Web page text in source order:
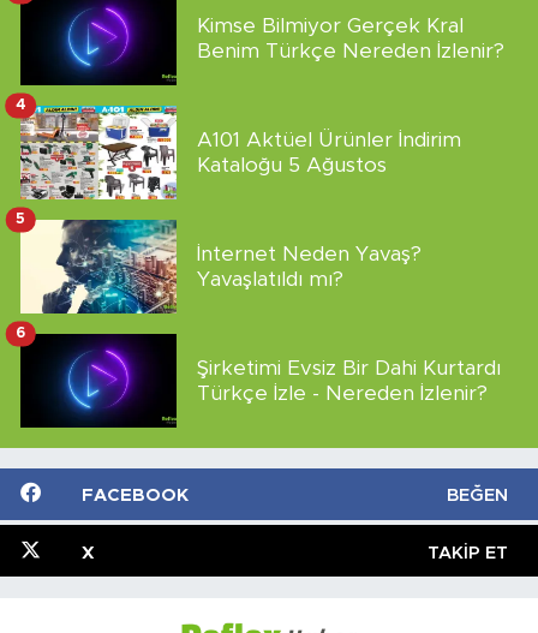
Kimse Bilmiyor Gerçek Kral
Benim Türkçe Nereden İzlenir?
A101 Aktüel Ürünler İndirim
Kataloğu 5 Ağustos
4
İnternet Neden Yavaş?
Yavaşlatıldı mı?
5
Şirketimi Evsiz Bir Dahi Kurtardı
Türkçe İzle - Nereden İzlenir?
6
FACEBOOK BEĞEN
X TAKIP ET